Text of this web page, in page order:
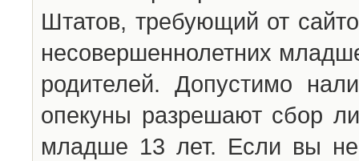
Штатов, требующий от
несовершеннолетних
родителей. Допустимо
опекуны разрешают сбор
младше 13 лет. Если вы